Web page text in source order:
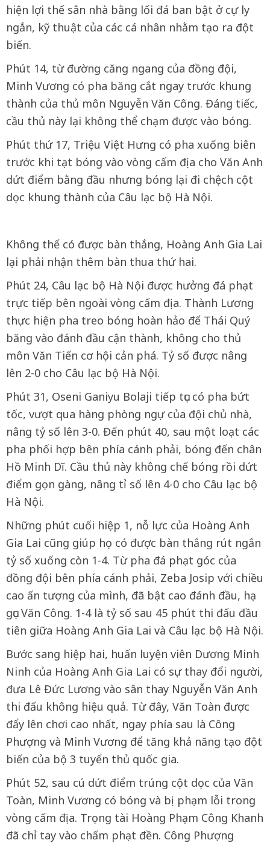
hiện lợi thế sân nhà bằng lối đá ban bật ở cự ly
ngắn, kỹ thuật của các cá nhân nhằm tạo ra đột
biến.
Phút 14, từ đường căng ngang của đồng đội,
Minh Vương có pha băng cắt ngay trước khung
thành của thủ môn Nguyễn Văn Công. Đáng tiếc,
cầu thủ này lại không thể chạm được vào bóng.
Phút thứ 17, Triệu Việt Hưng có pha xuống biên
trước khi tạt bóng vào vòng cấm địa cho Văn Anh
dứt điểm bằng đầu nhưng bóng lại đi chệch cột
dọc khung thành của Câu lạc bộ Hà Nội.
Không thể có được bàn thắng, Hoàng Anh Gia Lai
lại phải nhận thêm bàn thua thứ hai.
Phút 24, Câu lạc bộ Hà Nội được hưởng đá phạt
trực tiếp bên ngoài vòng cấm địa. Thành Lương
thực hiện pha treo bóng hoàn hảo để Thái Quý
băng vào đánh đầu cận thành, không cho thủ
môn Văn Tiến cơ hội cản phá. Tỷ số được nâng
lên 2-0 cho Câu lạc bộ Hà Nội.
Phút 31, Oseni Ganiyu Bolaji tiếp tục có pha bứt
tốc, vượt qua hàng phòng ngự của đội chủ nhà,
nâng tỷ số lên 3-0. Đến phút 40, sau một loạt các
pha phối hợp bên phía cánh phải, bóng đến chân
Hồ Minh Dĩ. Cầu thủ này không chế bóng rồi dứt
điểm gọn gàng, nâng tỉ số lên 4-0 cho Câu lạc bộ
Hà Nội.
Những phút cuối hiệp 1, nỗ lực của Hoàng Anh
Gia Lai cũng giúp họ có được bàn thắng rút ngắn
tỷ số xuống còn 1-4. Từ pha đá phạt góc của
đồng đội bên phía cánh phải, Zeba Josip với chiều
cao ấn tượng của mình, đã bật cao đánh đầu, hạ
gục Văn Công. 1-4 là tỷ số sau 45 phút thi đấu đầu
tiên giữa Hoàng Anh Gia Lai và Câu lạc bộ Hà Nội.
Bước sang hiệp hai, huấn luyện viên Dương Minh
Ninh của Hoàng Anh Gia Lai có sự thay đổi người,
đưa Lê Đức Lương vào sân thay Nguyễn Văn Anh
thi đấu không hiệu quả. Từ đây, Văn Toàn được
đẩy lên chơi cao nhất, ngay phía sau là Công
Phượng và Minh Vương để tăng khả năng tạo đột
biến của bộ 3 tuyển thủ quốc gia.
Phút 52, sau cú dứt điểm trúng cột dọc của Văn
Toàn, Minh Vương có bóng và bị phạm lỗi trong
vòng cấm địa. Trọng tài Hoàng Phạm Công Khanh
đã chỉ tay vào chấm phạt đền. Công Phượng